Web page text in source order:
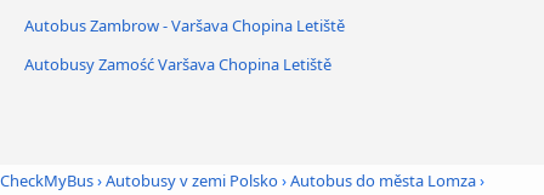
Autobus Zambrow - Varšava Chopina Letiště
Autobusy Zamość Varšava Chopina Letiště
CheckMyBus›Autobusy v zemi Polsko›Autobus do města Lomza›